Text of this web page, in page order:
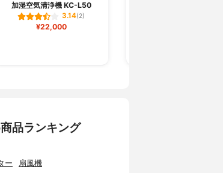
加湿空気清浄機 KC-L50
3.14(2)
¥22,000
品ランキング
ー 扇風機